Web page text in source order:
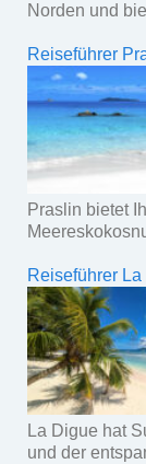
Norden und
Reiseführer
Praslin bietet
Reiseführer
La Digue hat
und der